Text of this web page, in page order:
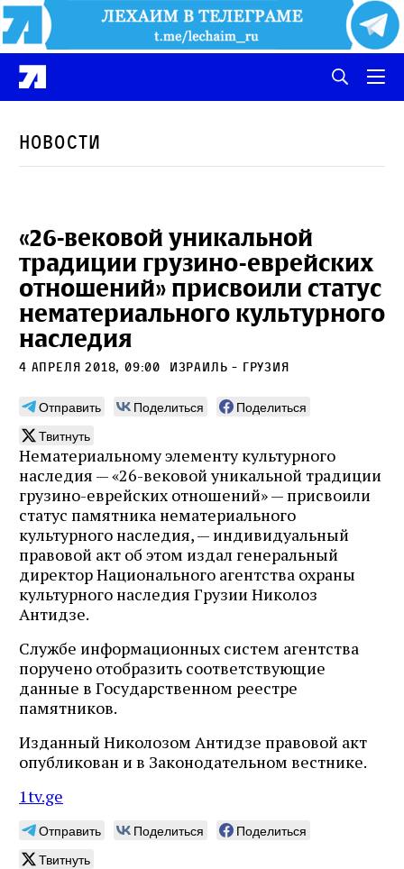
Новости
«26-вековой уникальной
традиции грузино-еврейских
отношений» присвоили статус
нематериального культурного
наследия
4 апреля 2018, 09:00 израиль - грузия
Отправить Поделиться
Поделиться
Твитнуть
Нематериальному элементу культурного
наследия — «26-вековой уникальной традиции
грузино-еврейских отношений» — присвоили
статус памятника нематериального
культурного наследия, — индивидуальный
правовой акт об этом издал генеральный
директор Национального агентства охраны
культурного наследия Грузии Николоз
Антидзе.
Службе информационных систем агентства
поручено отобразить соответствующие
данные в Государственном реестре
памятников.
Изданный Николозом Антидзе правовой акт
опубликован и в Законодательном вестнике.
1tv.ge
Отправить Поделиться
Поделиться
Твитнуть